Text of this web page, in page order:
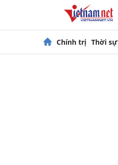
Chính trị Thời sự